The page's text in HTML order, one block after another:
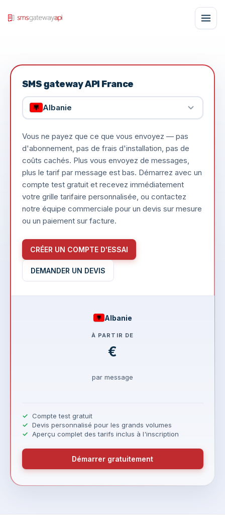
SMS gateway API France
Albanie
Vous ne payez que ce que vous envoyez — pas
d'abonnement, pas de frais d'installation, pas de
coûts cachés. Plus vous envoyez de messages,
plus le tarif par message est bas. Démarrez avec un
compte test gratuit et recevez immédiatement
votre grille tarifaire personnalisée, ou contactez
notre équipe commerciale pour un devis sur mesure
ou un paiement sur facture.
CRÉER UN COMPTE D'ESSAI
DEMANDER UN DEVIS
Albanie
À PARTIR DE
€
par message
Compte test gratuit
Devis personnalisé pour les grands volumes
Aperçu complet des tarifs inclus à l'inscription
Démarrer gratuitement